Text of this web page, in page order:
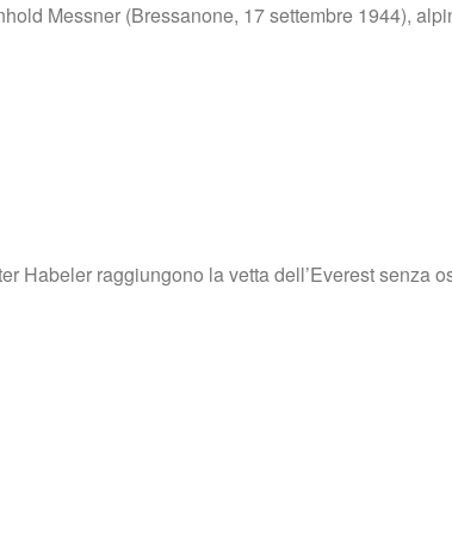
Messner (Bressanone, 17 settembre 1944),
Habeler raggiungono la vetta dell’Everest senza